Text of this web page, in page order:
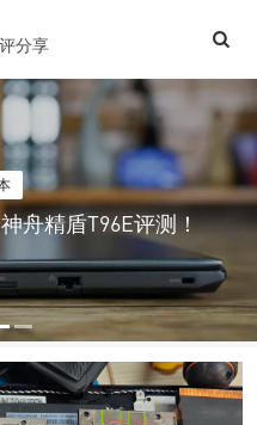
舟精盾T96E评测！